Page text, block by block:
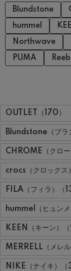
Blundstone
hummel
Northwave
PUMA
OUTLET（170）
Blundstone（ブラ
CHROME（クロー
crocs（クロックス
FILA（フィラ）（
hummel（ヒュンメ
KEEN（キーン）（
MERRELL（メレル
NIKE（ナイキ）（3